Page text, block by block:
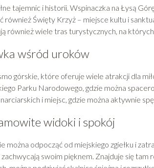
tajemnic i historii. Wspinaczka na Łysą
Święty Krzyż – miejsce kultu i
również wiele tras turystycznych, na
wśród uroków
górskie, które oferuje wiele atrakcji dla
Parku Narodowego, gdzie można
i miejsc, gdzie można aktywnie
widoki i spokój
można odpocząć od miejskiego zgiełku i
swoim pięknem. Znajduje się tam